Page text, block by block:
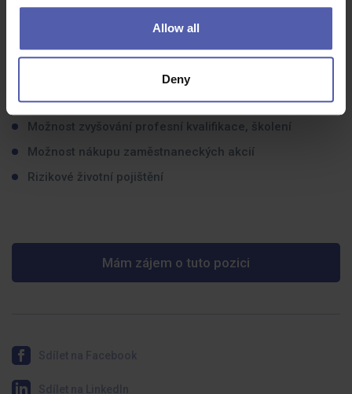
Allow all
Deny
5 týdnů dovolené
Stravenkový paušál
Po roce trvání zaměstnaneckého poměru příspěvek na
penzijní připojištění
Možnost zvyšování profesní kvalifikace, školení
Možnost nákupu zaměstnaneckých akcií
Rizikové životní pojištění
Mám zájem o tuto pozici